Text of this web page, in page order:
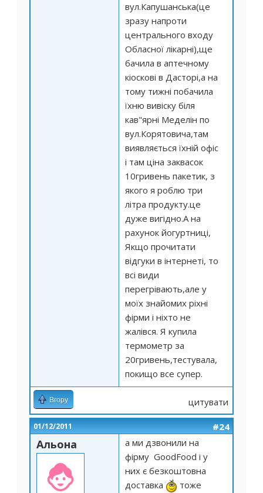
вул.Капушанська(це
зразу напроти
центрального входу
Обласної лікарні),ще
бачила в аптечному
кіоскові в Дасторі,а на
тому тижні побачила
їхню вивіску біля
кав"ярні Меделін по
вул.Корятовича,там
виявляється їхній офіс
і там ціна заквасок
10гривень пакетик, з
якого я роблю три
літра продукту.це
дуже вигідно.А на
рахунок йогуртниці,
Якщо прочитати
відгуки в інтернеті, то
всі види
перегрівають,але у
моїх знайомих ріхні
фірми і ніхто не
жалівся. Я купила
термометр за
20гривень,тестувала,
покищо все супер.
Вгору цитувати
01/12/2011 #24
Альона
а ми дзвонили на
фірму GoodFood і у
них є безкоштовна
доставка
тоже